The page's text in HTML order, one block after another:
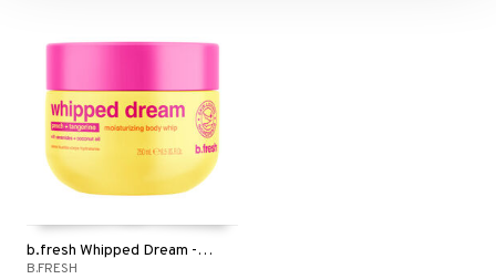
b.fresh Whipped Dream - Moistuizing Body Whip
B.FRESH